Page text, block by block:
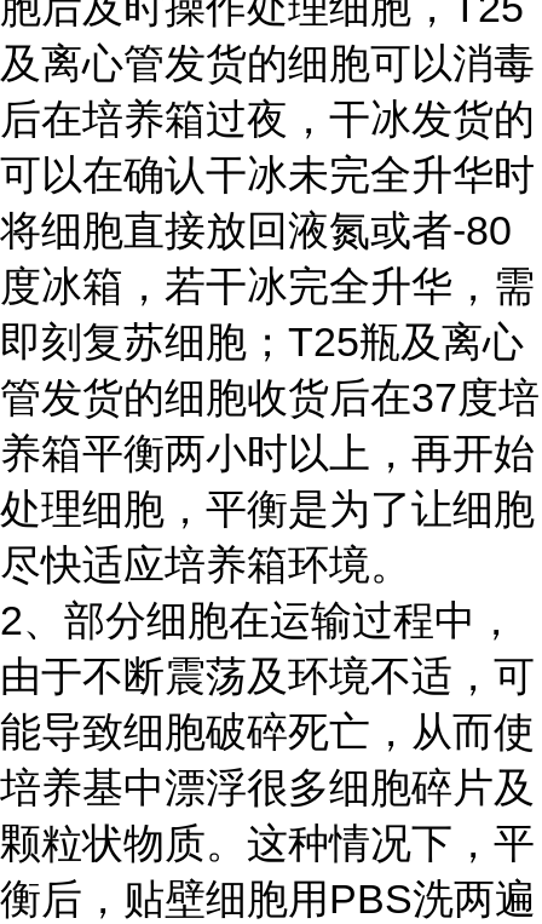
及离心管发货的细胞可以消毒
后在培养箱过夜，干冰发货的
可以在确认干冰未完全升华时
将细胞直接放回液氮或者-80
度冰箱，若干冰完全升华，需
即刻复苏细胞；T25瓶及离心
管发货的细胞收货后在37度培
养箱平衡两小时以上，再开始
处理细胞，平衡是为了让细胞
尽快适应培养箱环境。
2、部分细胞在运输过程中，
由于不断震荡及环境不适，可
能导致细胞破碎死亡，从而使
培养基中漂浮很多细胞碎片及
颗粒状物质。这种情况下，平
衡后，贴壁细胞用PBS洗两遍